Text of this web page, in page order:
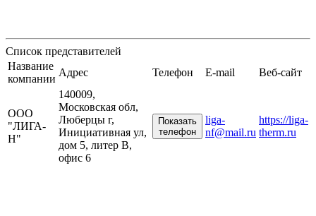
Список представителей
Название
компании
Адрес Телефон E-mail Веб-сайт
ООО
"ЛИГА-
Н"
140009,
Московская обл,
Люберцы г,
Инициативная ул,
дом 5, литер В,
офис 6
Показать
телефон
liga-
nf@mail.ru
https://liga-
therm.ru